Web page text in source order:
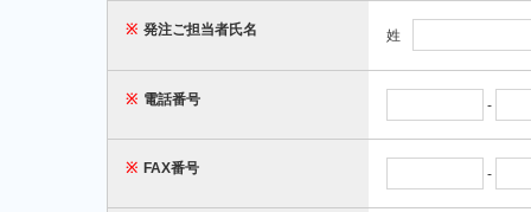
※ 発注ご担当者氏名 姓
※ 電話番号 -
※ FAX番号 -